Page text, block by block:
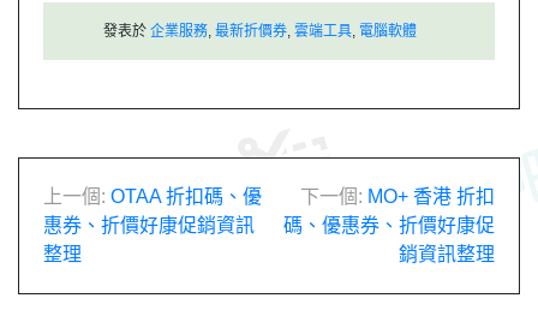
發表於 企業服務 最新折價券 雲端工具 電腦軟體
文
章
導
上一個: OTAA 折扣碼、優
惠券、折價好康促銷資訊
整理
下一個: MO+ 香港 折扣
碼、優惠券、折價好康促
銷資訊整理